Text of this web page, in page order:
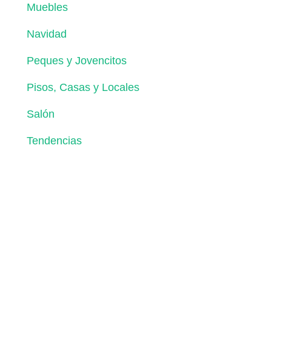
Muebles
Navidad
Peques y Jovencitos
Pisos, Casas y Locales
Salón
Tendencias